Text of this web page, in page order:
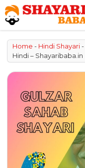
Skip
to
content
Home - Hindi Shayari-
Hindi – Shayaribaba.in